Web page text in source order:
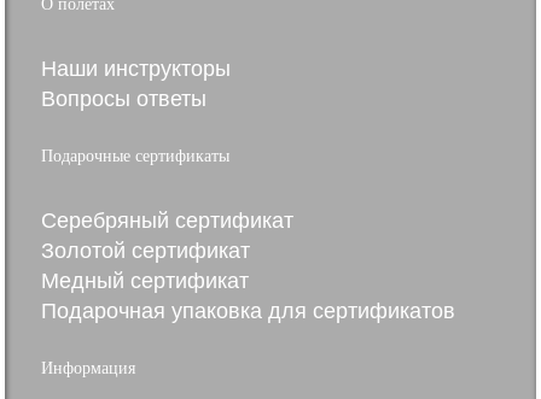
О полетах
Наши инструкторы
Вопросы ответы
Подарочные сертификаты
Серебряный сертификат
Золотой сертификат
Медный сертификат
Подарочная упаковка для сертификатов
Информация